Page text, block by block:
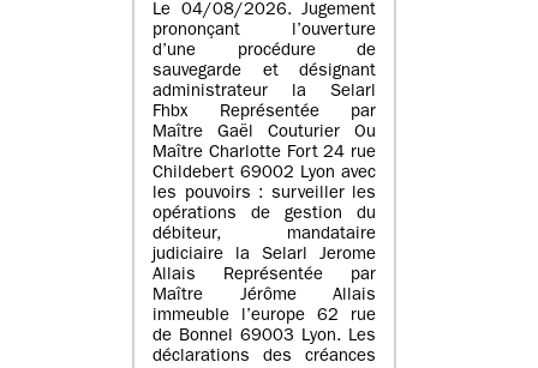
Le 04/08/2026. Jugement
prononçant l’ouverture
d’une procédure de
sauvegarde et désignant
administrateur la Selarl
Fhbx Représentée par
Maître Gaël Couturier Ou
Maître Charlotte Fort 24 rue
Childebert 69002 Lyon avec
les pouvoirs : surveiller les
opérations de gestion du
débiteur, mandataire
judiciaire la Selarl Jerome
Allais Représentée par
Maître Jérôme Allais
immeuble l’europe 62 rue
de Bonnel 69003 Lyon. Les
déclarations des créances